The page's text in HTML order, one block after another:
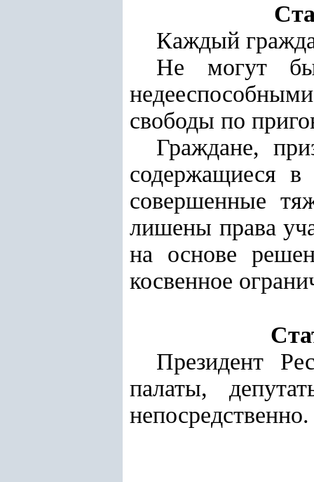
Каждый
Не могут
свободы по
Граждане,
содержащиеся
совершенные
лишены права
на основе
косвенное
Президент
палаты,
непосредственно.